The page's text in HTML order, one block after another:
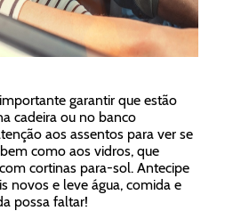
garantir que estão
cadeira ou no banco
aos assentos para ver se
como aos vidros, que
cortinas para-sol. Antecipe
novos e leve água, comida e
possa faltar!